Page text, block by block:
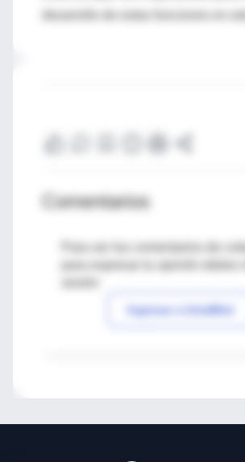
Comentarios
Para ver los comentarios de
Ingresar a IntraMed